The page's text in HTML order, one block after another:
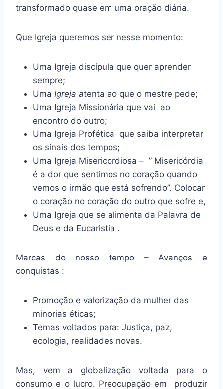
transformado quase em uma oração diária.
Que Igreja queremos ser nesse momento:
Uma Igreja discípula que quer aprender
sempre;
Uma Igreja atenta ao que o mestre pede;
Uma Igreja Missionária que vai ao
encontro do outro;
Uma Igreja Profética que saiba interpretar
os sinais dos tempos;
Uma Igreja Misericordiosa – ” Misericórdia
é a dor que sentimos no coração quando
vemos o irmão que está sofrendo”. Colocar
o coração no coração do outro que sofre e,
Uma Igreja que se alimenta da Palavra de
Deus e da Eucaristia .
Marcas do nosso tempo – Avanços e
conquistas :
Promoção e valorização da mulher das
minorias éticas;
Temas voltados para: Justiça, paz,
ecologia, realidades novas.
Mas, vem a globalização voltada para o
consumo e o lucro. Preocupação em produzir